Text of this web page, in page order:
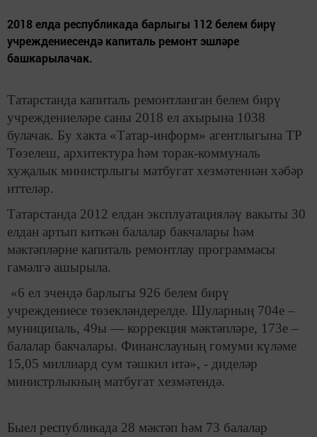
2018 елда республикада барлыгы 112 белем бирү
учреждениесендә капиталь ремонт эшләре
башкарылачак.
Татарстанда капиталь ремонтланган белем бирү
учреждениеләре саны 2018 ел ахырына 1038
булачак. Бу хакта «Татар-информ» агентлыгына ТР
Төзелеш, архитектура һәм торак-коммуналь
хуҗалык министрлыгы матбугат хезмәтеннән хәбәр
иттеләр.
Татарстанда 2012 елдан эксплуатацияләү вакыты 30
елдан артып киткән балалар бакчалары һәм
мәктәпләрне капиталь ремонтлау программасы
гамәлгә ашырыла.
«6 ел эчендә барлыгы 926 белем бирү
учреждениесе төзекләндерелде. Шуларның 704е –
муниципаль, 49ы — коррекция мәктәпләре, 173е –
балалар бакчалары. Финанслауның гомуми күләме
15,05 миллиард сум тәшкил итә», - диделәр
министрлыкның матбугат хезмәтендә.
Быел республикада 28 мәктәп һәм 73 балалар